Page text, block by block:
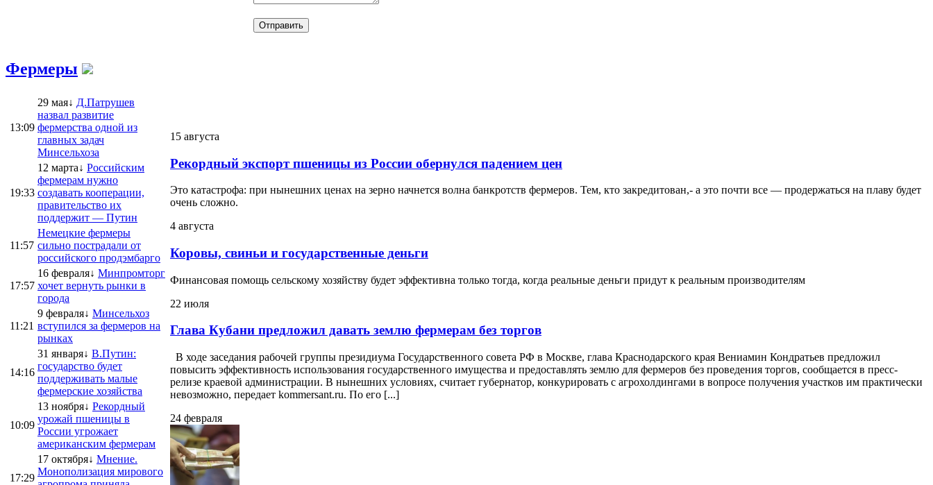
Фермеры
13:09
29 мая↓ Д.Патрушев
назвал развитие
фермерства одной из
главных задач
Минсельхоза
19:33
12 марта↓ Российским
фермерам нужно
создавать кооперации,
правительство их
поддержит — Путин
11:57
Немецкие фермеры
сильно пострадали от
российского продэмбарго
17:57
16 февраля↓ Минпромторг
хочет вернуть рынки в
города
11:21
9 февраля↓ Минсельхоз
вступился за фермеров на
рынках
14:16
31 января↓ В.Путин:
государство будет
поддерживать малые
фермерские хозяйства
10:09
13 ноября↓ Рекордный
урожай пшеницы в
России угрожает
американским фермерам
17:29
17 октября↓ Мнение.
Монополизация мирового
15 августа
Рекордный экспорт пшеницы из России обернулся падением цен
Это катастрофа: при нынешних ценах на зерно начнется волна банкротств фермеров. Тем, кто закредитован,- а это почти все — продержаться на плаву будет
очень сложно.
4 августа
Коровы, свиньи и государственные деньги
Финансовая помощь сельскому хозяйству будет эффективна только тогда, когда реальные деньги придут к реальным производителям
22 июля
Глава Кубани предложил давать землю фермерам без торгов
В ходе заседания рабочей группы президиума Государственного совета РФ в Москве, глава Краснодарского края Вениамин Кондратьев предложил
повысить эффективность использования государственного имущества и предоставлять землю для фермеров без проведения торгов, сообщается в пресс-
релизе краевой администрации. В нынешних условиях, считает губернатор, конкурировать с агрохолдингами в вопросе получения участков им практически
невозможно, передает kommersant.ru. По его [...]
24 февраля